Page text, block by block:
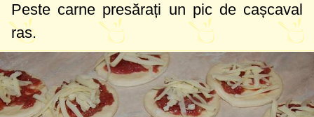
Peste carne presărați un pic de cașcaval
ras.